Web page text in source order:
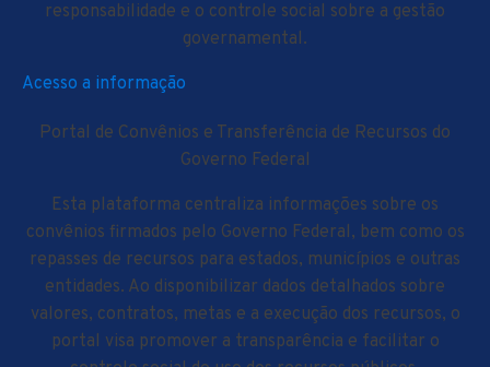
responsabilidade e o controle social sobre a gestão
governamental.
Acesso a informação
Portal de Convênios e Transferência de Recursos do
Governo Federal
Esta plataforma centraliza informações sobre os
convênios firmados pelo Governo Federal, bem como os
repasses de recursos para estados, municípios e outras
entidades. Ao disponibilizar dados detalhados sobre
valores, contratos, metas e a execução dos recursos, o
portal visa promover a transparência e facilitar o